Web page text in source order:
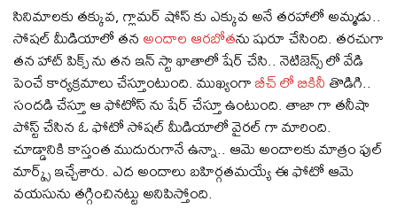
సినిమాలకు తక్కువ, గ్లామర్ షోస్ కు ఎక్కువ అనే తరహాలో అమ్మడు..
సోషల్ మీడియాలో తనఅందాల ఆరబోతను షురూ చేసింది. తరచుగా
తన హాట్ పిక్స్ ను తన ఇన్ స్టా ఖాతాలో షేర్ చేసి.. నెటిజెన్స్ లో వేడి
పెంచే కార్యక్రమాలు చేస్తూంటుంది. ముఖ్యంగాబీచ్ లో బికినీతొడిగి..
సందడి చేస్తూ ఆ ఫోటోస్ ను షేర్ చేస్తూ ఉంటుంది. తాజా గా తనీషా
పోస్ట్ చేసిన ఓ ఫోటో సోషల్ మీడియాలో వైరల్ గా మారింది.
చూడ్డానికి కాస్తంత ముదురుగానే ఉన్నా.. ఆమె అందాలకు మాత్రం ఫుల్
మార్క్స్ ఇచ్చేశారు. ఎద అందాలు బహిర్గతమయ్యే ఈ ఫోటో ఆమె
వయసును తగ్గించినట్టు అనిపిస్తోంది.